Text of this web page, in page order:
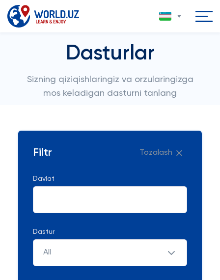
Dasturlar
Sizning qiziqishlaringiz va orzularingizga
mos keladigan dasturni tanlang
Filtr Tozalash
Davlat
Dastur
All